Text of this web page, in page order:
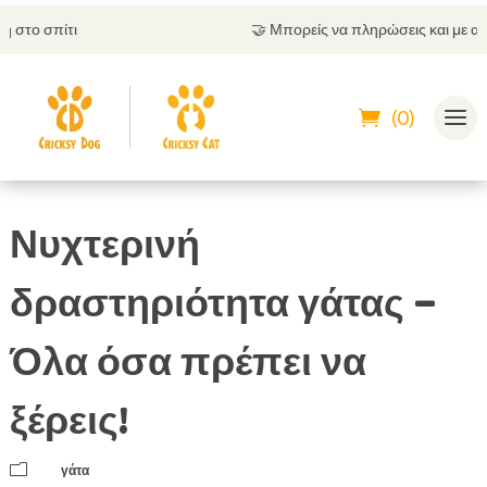
Μπορείς να πληρώσεις και με αντικαταβολή
(0)
Νυχτερινή
δραστηριότητα γάτας –
Όλα όσα πρέπει να
ξέρεις!
m
γάτα